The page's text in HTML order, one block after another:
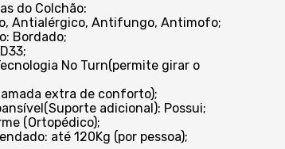
do Colchão:
Antialérgico, Antifungo, Antimofo;
Bordado;
No Turn(permite girar o
extra de conforto);
adicional): Possui;
(Ortopédico);
até 120Kg (por pessoa);